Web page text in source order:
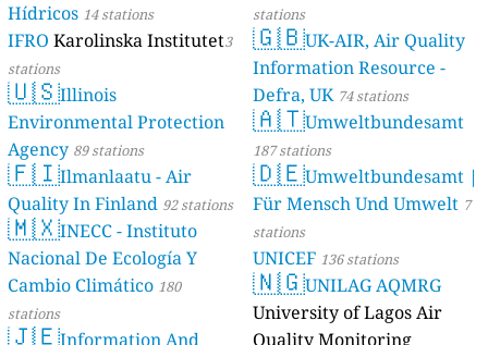
Hídricos 14 stations
IFRO Karolinska Institutet3
stations
🇺🇸Illinois
Environmental Protection
Agency 89 stations
🇫🇮Ilmanlaatu - Air
Quality In Finland 92 stations
🇲🇽INECC - Instituto
Nacional De Ecología Y
Cambio Climático 180
stations
🇯🇪Information And
stations
🇬🇧UK-AIR, Air Quality
Information Resource -
Defra, UK 74 stations
🇦🇹Umweltbundesamt
187 stations
🇩🇪Umweltbundesamt |
Für Mensch Und Umwelt 7
stations
UNICEF 136 stations
🇳🇬UNILAG AQMRG
University of Lagos Air
Quality Monitoring